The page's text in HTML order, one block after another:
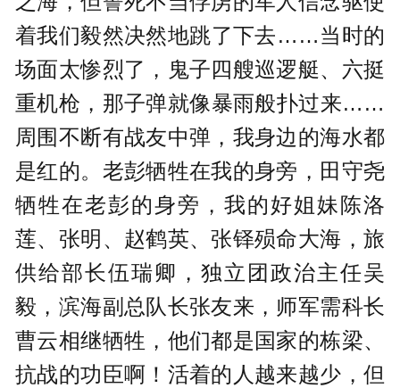
着我们毅然决然地跳了下去……当时的
场面太惨烈了，鬼子四艘巡逻艇、六挺
重机枪，那子弹就像暴雨般扑过来……
周围不断有战友中弹，我身边的海水都
是红的。老彭牺牲在我的身旁，田守尧
牺牲在老彭的身旁，我的好姐妹陈洛
莲、张明、赵鹤英、张铎殒命大海，旅
供给部长伍瑞卿，独立团政治主任吴
毅，滨海副总队长张友来，师军需科长
曹云相继牺牲，他们都是国家的栋梁、
抗战的功臣啊！活着的人越来越少，但